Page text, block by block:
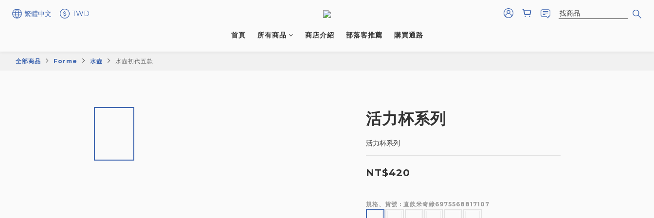
繁體中文 TWD
首頁 所有商品 商店介紹 部落客推薦 購買通路
全部商品 Forme 水壺 水壺初代五款
活力杯系列
活力杯系列
NT$420
規格、貨號 : 直飲米奇綠6975568817107